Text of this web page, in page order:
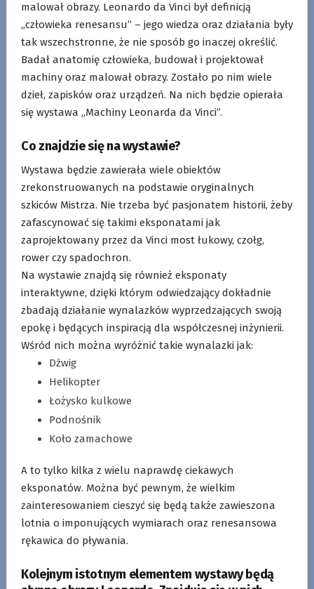
malował obrazy. Leonardo da Vinci był definicją
„człowieka renesansu” – jego wiedza oraz działania były
tak wszechstronne, że nie sposób go inaczej określić.
Badał anatomię człowieka, budował i projektował
machiny oraz malował obrazy. Zostało po nim wiele
dzieł, zapisków oraz urządzeń. Na nich będzie opierała
się wystawa „Machiny Leonarda da Vinci”.
Co znajdzie się na wystawie?
Wystawa będzie zawierała wiele obiektów
zrekonstruowanych na podstawie oryginalnych
szkiców Mistrza. Nie trzeba być pasjonatem historii, żeby
zafascynować się takimi eksponatami jak
zaprojektowany przez da Vinci most łukowy, czołg,
rower czy spadochron.
Na wystawie znajdą się również eksponaty
interaktywne, dzięki którym odwiedzający dokładnie
zbadają działanie wynalazków wyprzedzających swoją
epokę i będących inspiracją dla współczesnej inżynierii.
Wśród nich można wyróżnić takie wynalazki jak:
Dźwig
Helikopter
Łożysko kulkowe
Podnośnik
Koło zamachowe
A to tylko kilka z wielu naprawdę ciekawych
eksponatów. Można być pewnym, że wielkim
zainteresowaniem cieszyć się będą także zawieszona
lotnia o imponujących wymiarach oraz renesansowa
rękawica do pływania.
Kolejnym istotnym elementem wystawy będą